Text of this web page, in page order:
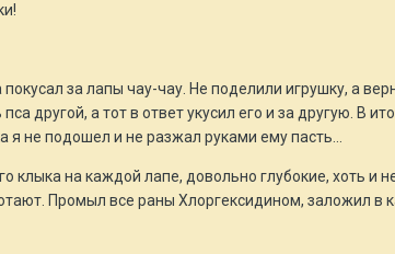
за лапы чау-чау. Не поделили игрушку, а
другой, а тот в ответ укусил его и за другую. В
не подошел и не разжал руками ему пасть...
клыка на каждой лапе, довольно глубокие, хоть и
Промыл все раны Хлоргексидином, заложил в